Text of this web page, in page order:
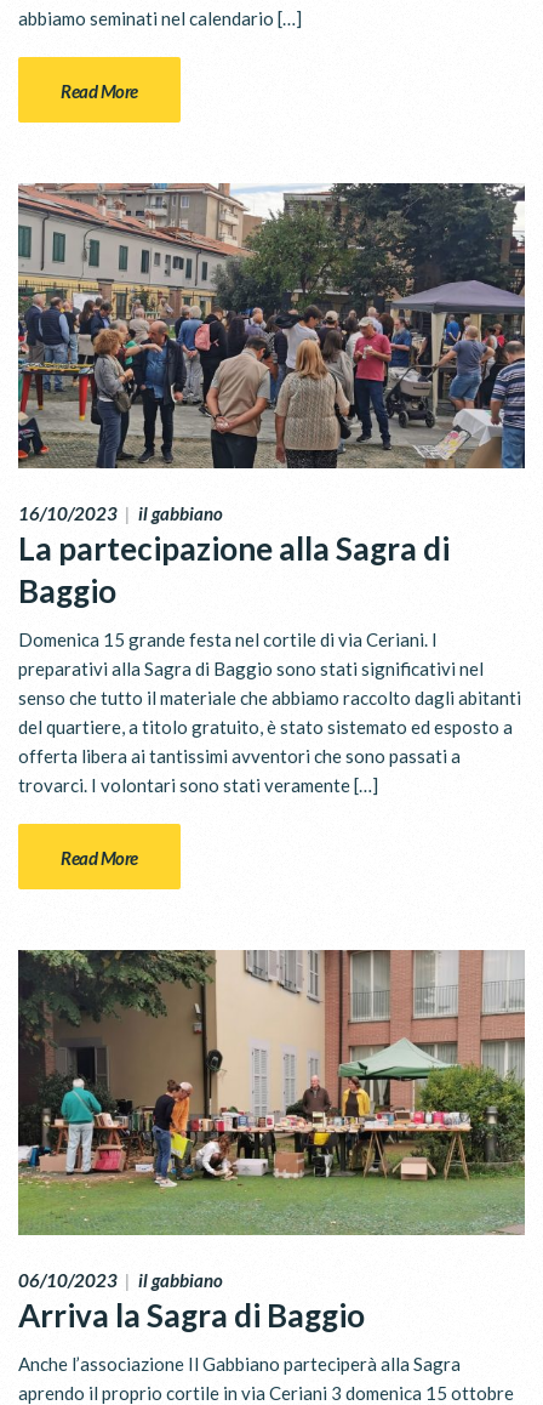
abbiamo seminati nel calendario […]
Read More
16/10/2023 | il gabbiano
La partecipazione alla Sagra di
Baggio
Domenica 15 grande festa nel cortile di via Ceriani. I
preparativi alla Sagra di Baggio sono stati significativi nel
senso che tutto il materiale che abbiamo raccolto dagli abitanti
del quartiere, a titolo gratuito, è stato sistemato ed esposto a
offerta libera ai tantissimi avventori che sono passati a
trovarci. I volontari sono stati veramente […]
Read More
06/10/2023 | il gabbiano
Arriva la Sagra di Baggio
Anche l’associazione Il Gabbiano parteciperà alla Sagra
aprendo il proprio cortile in via Ceriani 3 domenica 15 ottobre